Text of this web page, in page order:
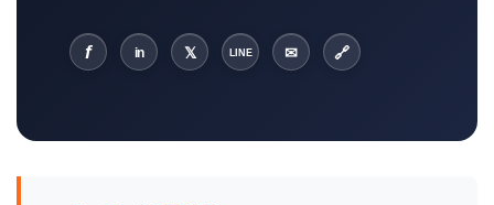
f in 𝕏 LINE ✉ 🔗